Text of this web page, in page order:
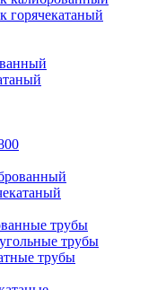
горячекатаный
трубы
трубы
трубы